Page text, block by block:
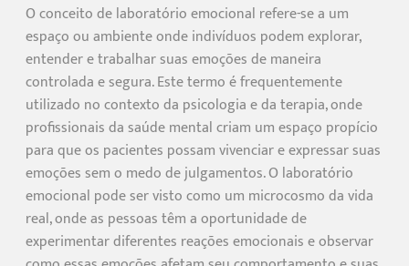
O conceito de laboratório emocional refere-se a um
espaço ou ambiente onde indivíduos podem explorar,
entender e trabalhar suas emoções de maneira
controlada e segura. Este termo é frequentemente
utilizado no contexto da psicologia e da terapia, onde
profissionais da saúde mental criam um espaço propício
para que os pacientes possam vivenciar e expressar suas
emoções sem o medo de julgamentos. O laboratório
emocional pode ser visto como um microcosmo da vida
real, onde as pessoas têm a oportunidade de
experimentar diferentes reações emocionais e observar